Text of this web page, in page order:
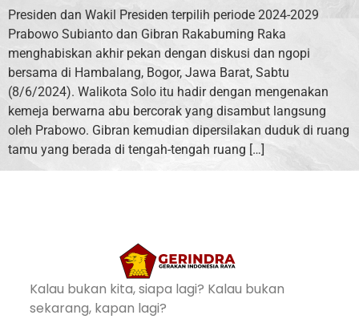
Presiden dan Wakil Presiden terpilih periode 2024-2029
Prabowo Subianto dan Gibran Rakabuming Raka
menghabiskan akhir pekan dengan diskusi dan ngopi
bersama di Hambalang, Bogor, Jawa Barat, Sabtu
(8/6/2024). Walikota Solo itu hadir dengan mengenakan
kemeja berwarna abu bercorak yang disambut langsung
oleh Prabowo. Gibran kemudian dipersilakan duduk di ruang
tamu yang berada di tengah-tengah ruang […]
Kalau bukan kita, siapa lagi? Kalau bukan
sekarang, kapan lagi?